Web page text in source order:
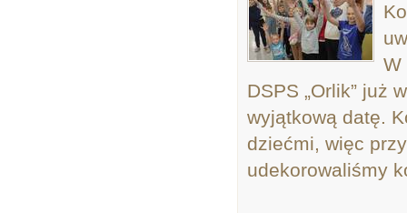
W
DSPS „Orlik” już
wyjątkową datę.
dziećmi, więc
udekorowaliśmy